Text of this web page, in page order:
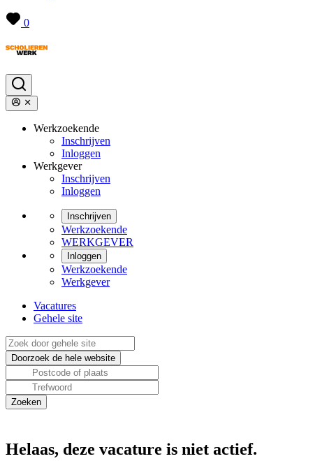
0
Werkzoekende
Inschrijven
Inloggen
Werkgever
Inschrijven
Inloggen
Inschrijven
Werkzoekende
WERKGEVER
Inloggen
Werkzoekende
Werkgever
Vacatures
Gehele site
Helaas, deze vacature is niet actief.